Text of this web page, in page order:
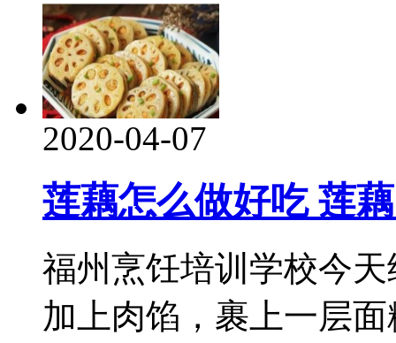
2020-04-07
莲藕怎么做好吃 莲
福州烹饪培训学校今
加上肉馅，裹上一层